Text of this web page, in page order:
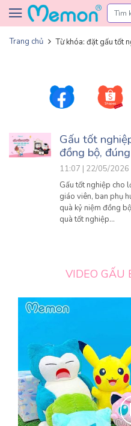
Skip to content
Trang chủ Từ khóa: đặt gấu tốt
Gấu tốt
đồng bộ,
11:07 | 22/05/2026
Gấu tốt nghiệp cho
giáo viên, ban phụ
quà kỷ niệm đồng
quà tốt nghiệp…
VIDEO GẤU